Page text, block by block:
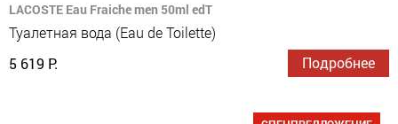
LACOSTE Eau Fraiche men 50ml edT
Туалетная вода (Eau de Toilette)
5 619 Р.
Подробнее